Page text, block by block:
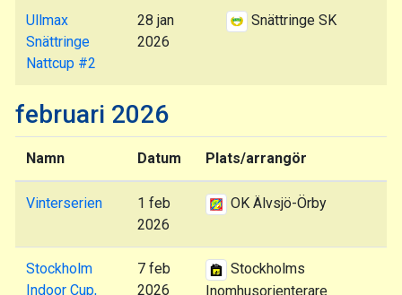
Ullmax
Snättringe
Nattcup #2
28 jan
2026
Snättringe SK
februari 2026
Namn Datum Plats/arrangör
Vinterserien
1 feb
2026
OK Älvsjö-Örby
Stockholm
Indoor Cup,
7 feb
2026
Stockholms
Inomhusorienterare